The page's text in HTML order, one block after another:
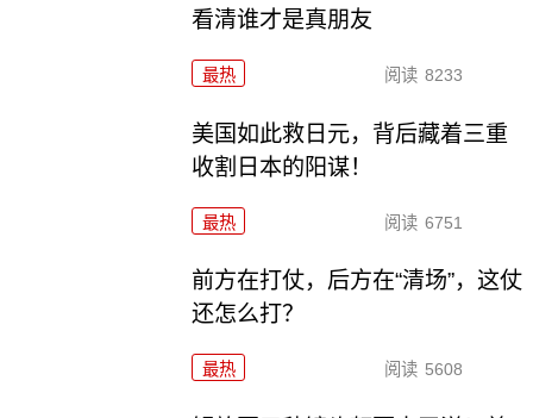
看清谁才是真朋友
最热 阅读 8233
美国如此救日元，背后藏着三重
收割日本的阳谋！
最热 阅读 6751
前方在打仗，后方在“清场”，这仗
还怎么打？
最热 阅读 5608